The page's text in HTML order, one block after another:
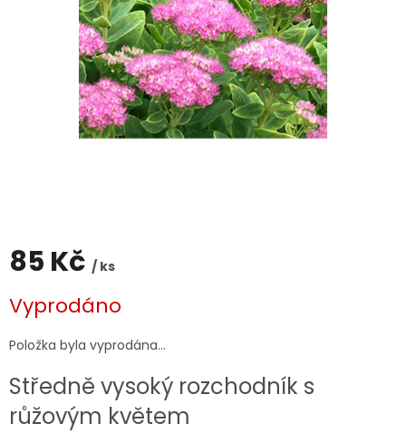
85 Kč / ks
cena:
Vyprodáno
Položka byla vyprodána…
Středně vysoký rozchodník s
růžovým květem